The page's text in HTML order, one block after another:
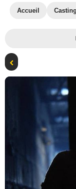
Accueil Casting